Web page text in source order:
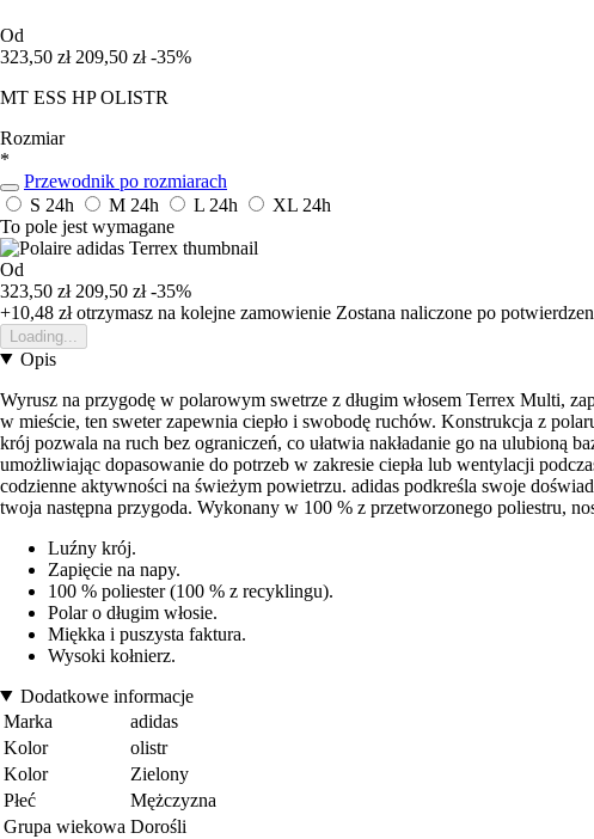
Od
323,50 zł 209,50 zł -35%
MT ESS HP OLISTR
Rozmiar
*
Przewodnik po rozmiarach
S 24h M 24h L 24h XL 24h
To pole jest wymagane
Od
323,50 zł 209,50 zł -35%
+10,48 złotrzymasz na kolejne zamowienie Zostana naliczone po
Loading...
Opis
Wyrusz na przygodę w polarowym swetrze z długim włosem Terrex Multi,
w mieście, ten sweter zapewnia ciepło i swobodę ruchów. Konstrukcja z
krój pozwala na ruch bez ograniczeń, co ułatwia nakładanie go na ulubioną
umożliwiając dopasowanie do potrzeb w zakresie ciepła lub wentylacji
codzienne aktywności na świeżym powietrzu. adidas podkreśla swoje
twoja następna przygoda. Wykonany w 100 % z przetworzonego poliestru,
Luźny krój.
Zapięcie na napy.
100 % poliester (100 % z recyklingu).
Polar o długim włosie.
Miękka i puszysta faktura.
Wysoki kołnierz.
Dodatkowe informacje
Marka
adidas
Kolor
olistr
Kolor
Zielony
Płeć
Mężczyzna
Grupa wiekowa Dorośli